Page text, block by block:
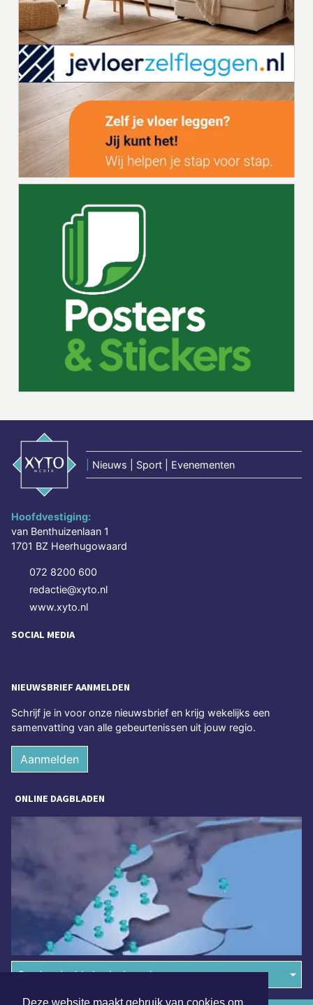
Nieuws | Sport | Evenementen
Hoofdvestiging:
van Benthuizenlaan 1
1701 BZ Heerhugowaard
072 8200 600
redactie@xyto.nl
www.xyto.nl
SOCIAL MEDIA
NIEUWSBRIEF AANMELDEN
Schrijf je in voor onze nieuwsbrief en krijg wekelijks een
samenvatting van alle gebeurtenissen uit jouw regio.
Aanmelden
ONLINE DAGBLADEN
Overige dagbladen in de regio